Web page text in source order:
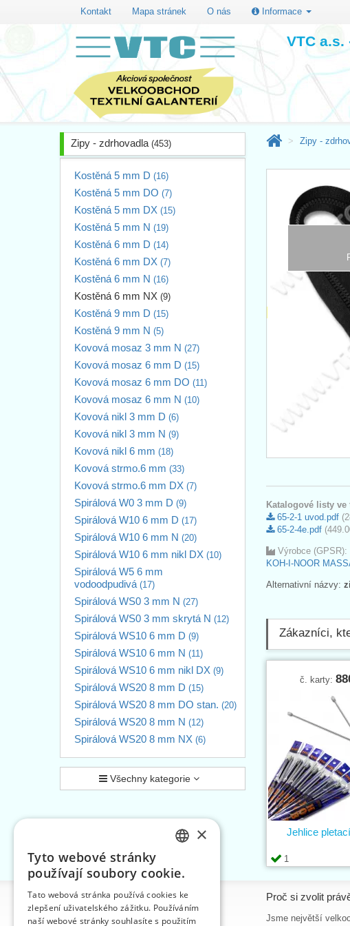
Kontakt Mapa stránek O nás Informace
VTC
Zipy - zdrhovadla (453)
Kostěná 5 mm D (16)
Kostěná 5 mm DO (7)
Kostěná 5 mm DX (15)
Kostěná 5 mm N (19)
Kostěná 6 mm D (14)
Kostěná 6 mm DX (7)
Kostěná 6 mm N (16)
Kostěná 6 mm NX (9)
Kostěná 9 mm D (15)
Kostěná 9 mm N (5)
Kovová mosaz 3 mm N (27)
Kovová mosaz 6 mm D (15)
Kovová mosaz 6 mm DO (11)
Kovová mosaz 6 mm N (10)
Kovová nikl 3 mm D (6)
Kovová nikl 3 mm N (9)
Kovová nikl 6 mm (18)
Kovová strmo.6 mm (33)
Kovová strmo.6 mm DX (7)
Spirálová W0 3 mm D (9)
Spirálová W10 6 mm D (17)
Spirálová W10 6 mm N (20)
Spirálová W10 6 mm nikl DX (10)
Spirálová W5 6 mm
vodoodpudivá (17)
Spirálová WS0 3 mm N (27)
Spirálová WS0 3 mm skrytá N (12)
Spirálová WS10 6 mm D (9)
Spirálová WS10 6 mm N (11)
Spirálová WS10 6 mm nikl DX (9)
Spirálová WS20 8 mm D (15)
Spirálová WS20 8 mm DO stan. (20)
Spirálová WS20 8 mm N (12)
Spirálová WS20 8 mm NX (6)
Všechny kategorie
Zipy -
Katalogové listy ve
65-2-1 uvod.pdf
65-2-4e.pdf
Výrobce (GPSR):
KOH-I-NOOR
Alternativní názvy:
Zákazníci,
č. karty:
1
Jehlice
Informace
Úvodní strana
Proč si zvolit
Jsme největší
ENGLISH
×
Tyto webové stránky
používají soubory cookie.
Tato webová stránka používá cookies ke
zlepšení uživatelského zážitku. Používáním
naší webové stránky souhlasíte s použitím